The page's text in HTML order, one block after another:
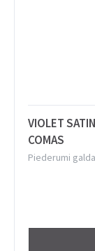
VIOLET
COMAS
Piederumi